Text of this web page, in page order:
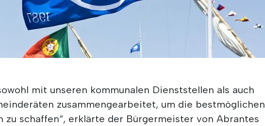
mit unseren kommunalen Dienststellen als auch
zusammengearbeitet, um die bestmöglichen
zu schaffen“, erklärte der Bürgermeister von Abrantes